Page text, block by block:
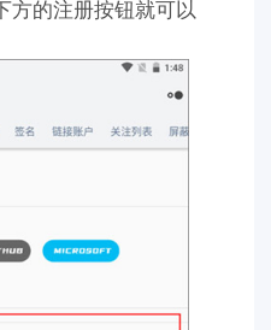
方的注册按钮就可以